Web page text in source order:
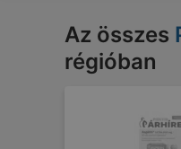
Az összes
régióban